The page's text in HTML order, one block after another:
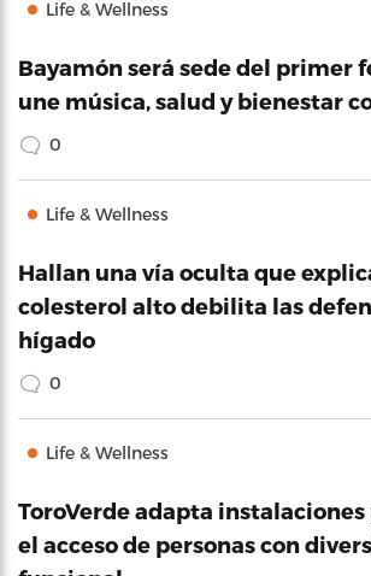
Life & Wellness
Bayamón será sede del primer
une música, salud y bienestar
0
Life & Wellness
Hallan una vía oculta que
colesterol alto debilita las
hígado
0
Life & Wellness
ToroVerde adapta
el acceso de personas con